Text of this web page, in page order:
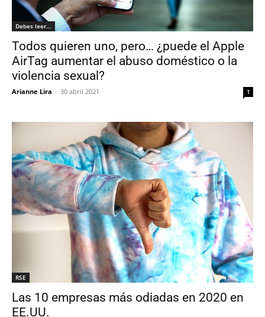
Debes leer...
Todos quieren uno, pero… ¿puede el Apple
AirTag aumentar el abuso doméstico o la
violencia sexual?
Arianne Lira - 30 abril 2021 1
RSE
Las 10 empresas más odiadas en 2020 en
EE.UU.